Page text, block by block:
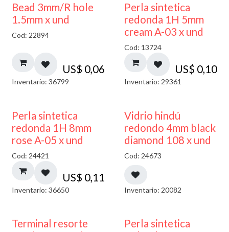
Bead 3mm/R hole
1.5mm x und
Cod: 22894
US$ 0,06
Inventario: 36799
Perla sintetica
redonda 1H 5mm
cream A-03 x und
Cod: 13724
US$ 0,10
Inventario: 29361
Perla sintetica
redonda 1H 8mm
rose A-05 x und
Cod: 24421
US$ 0,11
Inventario: 36650
40% DESCUENTO
Vidrio hindú
redondo 4mm black
diamond 108 x und
Cod: 24673
Inventario: 20082
Terminal resorte
Perla sintetica